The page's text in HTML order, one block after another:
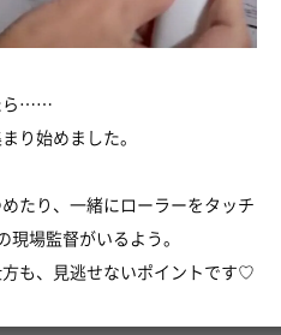
ら……
り始めました。
たり、一緒にローラーをタッチ
場監督がいるよう。
も、見逃せないポイントです♡